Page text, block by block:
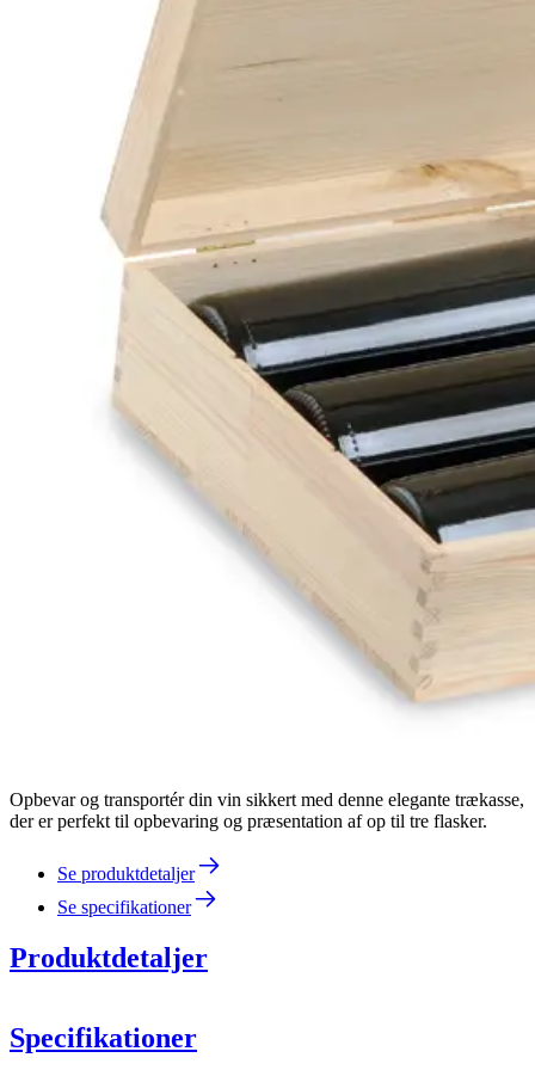
Opbevar og transportér din vin sikkert med denne elegante trækasse,
der er perfekt til opbevaring og præsentation af op til tre flasker.
Se produktdetaljer
Se specifikationer
Produktdetaljer
Specifikationer